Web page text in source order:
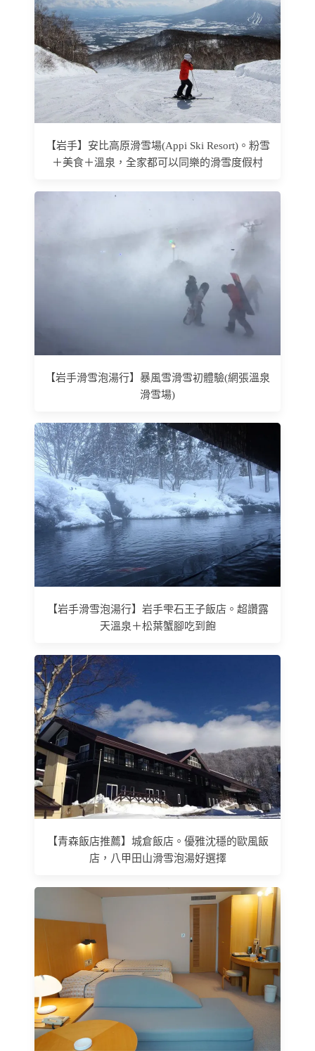
【岩手】安比高原滑雪場(Appi Ski Resort)。粉雪
＋美食＋溫泉，全家都可以同樂的滑雪度假村
【岩手滑雪泡湯行】暴風雪滑雪初體驗(網張溫泉
滑雪場)
【岩手滑雪泡湯行】岩手雫石王子飯店。超讚露
天溫泉＋松葉蟹腳吃到飽
【青森飯店推薦】城倉飯店。優雅沈穩的歐風飯
店，八甲田山滑雪泡湯好選擇